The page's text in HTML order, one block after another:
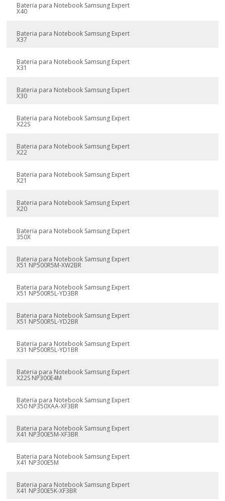
Bateria para Notebook Samsung Expert
X40
Bateria para Notebook Samsung Expert
X37
Bateria para Notebook Samsung Expert
X31
Bateria para Notebook Samsung Expert
X30
Bateria para Notebook Samsung Expert
X22S
Bateria para Notebook Samsung Expert
X22
Bateria para Notebook Samsung Expert
X21
Bateria para Notebook Samsung Expert
X20
Bateria para Notebook Samsung Expert
350X
Bateria para Notebook Samsung Expert
X51 NP500R5M-XW2BR
Bateria para Notebook Samsung Expert
X51 NP500R5L-YD3BR
Bateria para Notebook Samsung Expert
X51 NP500R5L-YD2BR
Bateria para Notebook Samsung Expert
X31 NP500R5L-YD1BR
Bateria para Notebook Samsung Expert
X22S NP300E4M
Bateria para Notebook Samsung Expert
X50 NP350XAA-XF3BR
Bateria para Notebook Samsung Expert
X41 NP300E5M-XF3BR
Bateria para Notebook Samsung Expert
X41 NP300E5M
Bateria para Notebook Samsung Expert
X41 NP300E5K-XF3BR